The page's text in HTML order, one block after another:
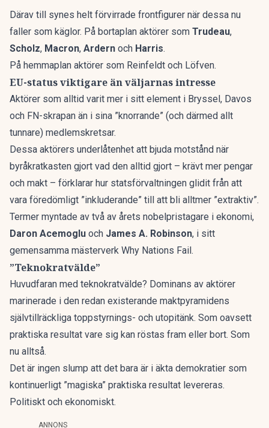
Därav till synes helt förvirrade frontfigurer när dessa nu
faller som käglor. På bortaplan aktörer som Trudeau,
Scholz, Macron, Ardern och Harris.
På hemmaplan aktörer som Reinfeldt och Löfven.
EU-status viktigare än väljarnas intresse
Aktörer som alltid varit mer i sitt element i Bryssel, Davos
och FN-skrapan än i sina ”knorrande” (och därmed allt
tunnare) medlemskretsar.
Dessa aktörers underlåtenhet att bjuda motstånd när
byråkratkasten gjort vad den alltid gjort – krävt mer pengar
och makt – förklarar hur statsförvaltningen glidit från att
vara föredömligt ”inkluderande” till att bli alltmer ”extraktiv”.
Termer myntade av två av årets nobelpristagare i ekonomi,
Daron Acemoglu och James A. Robinson, i sitt
gemensamma mästerverk Why Nations Fail.
”Teknokratvälde”
Huvudfaran med teknokratvälde? Dominans av aktörer
marinerade i den redan existerande maktpyramidens
självtillräckliga toppstyrnings- och utopitänk. Som oavsett
praktiska resultat vare sig kan röstas fram eller bort. Som
nu alltså.
Det är ingen slump att det bara är i äkta demokratier som
kontinuerligt ”magiska” praktiska resultat levereras.
Politiskt och ekonomiskt.
ANNONS